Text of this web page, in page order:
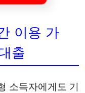
이용 가
출
소득자에게도 기